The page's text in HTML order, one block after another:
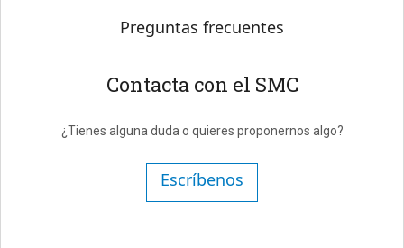
Preguntas frecuentes
Contacta con el SMC
¿Tienes alguna duda o quieres proponernos algo?
Escríbenos